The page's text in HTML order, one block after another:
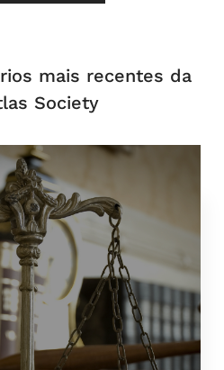
mais recentes da
Society